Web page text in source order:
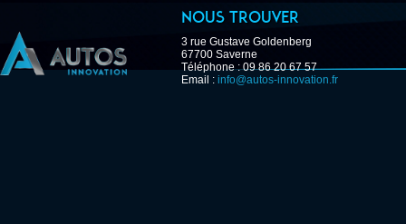
Nous trouver
3 rue Gustave Goldenberg
67700 Saverne
Téléphone : 09 86 20 67 57
Email : info@autos-innovation.fr